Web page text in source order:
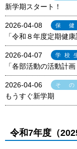
新学期スタート！
2026-04-08 保
「令和８年度定期健
2026-04-07 学校
「各部活動の活動計
2026-04-06 そ
もうすぐ新学期
令和7年度（